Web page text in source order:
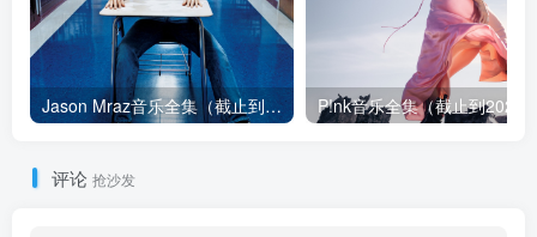
Jason Mraz音乐全集（截止到2026年08月04日）
评论 抢沙发